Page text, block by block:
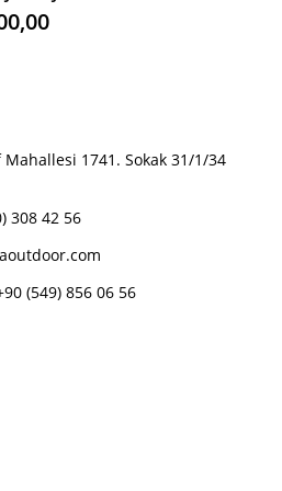
1741. Sokak 31/1/34
308 42 56
(549) 856 06 56